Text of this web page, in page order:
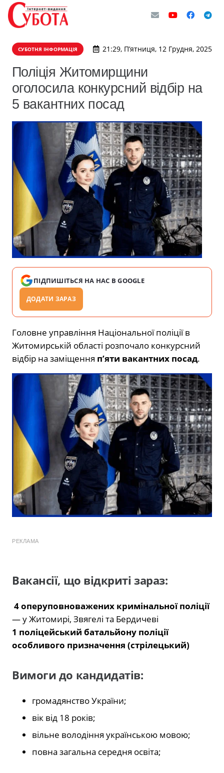
СУБОТНЯ ІНФОРМАЦІЯ 21:29, П’ятниця, 12 Грудня, 2025
Поліція Житомирщини
оголосила конкурсний відбір на
5 вакантних посад
ПІДПИШІТЬСЯ НА НАС В GOOGLE
ДОДАТИ ЗАРАЗ
Головне управління Національної поліції в
Житомирській області розпочало конкурсний
відбір на заміщення п’яти вакантних посад.
РЕКЛАМА
Вакансії, що відкриті зараз:
4 оперуповноважених кримінальної поліції
— у Житомирі, Звягелі та Бердичеві
1 поліцейський батальйону поліції
особливого призначення (стрілецький)
Вимоги до кандидатів:
громадянство України;
вік від 18 років;
вільне володіння українською мовою;
повна загальна середня освіта;